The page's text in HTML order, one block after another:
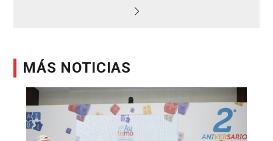
MÁS NOTICIAS